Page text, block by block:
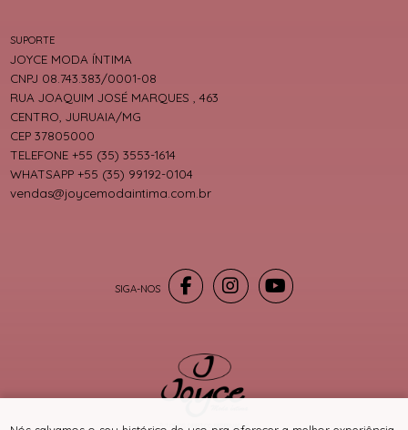
SUPORTE
JOYCE MODA ÍNTIMA
CNPJ 08.743.383/0001-08
RUA JOAQUIM JOSÉ MARQUES , 463
CENTRO, JURUAIA/MG
CEP 37805000
TELEFONE +55 (35) 3553-1614
WHATSAPP +55 (35) 99192-0104
vendas@joycemodaintima.com.br
® TODOS DIREITOS RESERVADOS